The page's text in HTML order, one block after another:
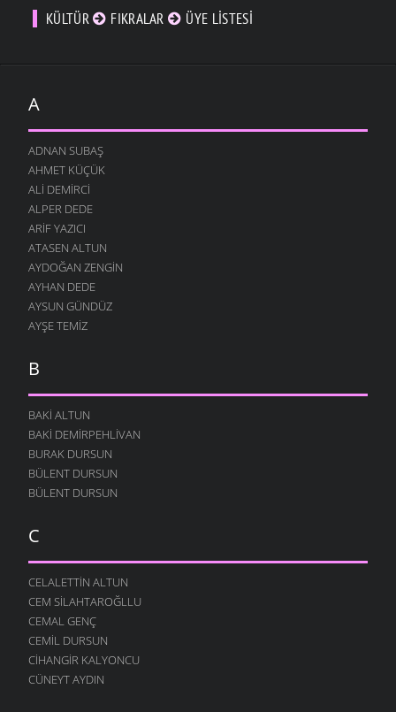
KÜLTÜR FIKRALAR ÜYE LISTESI
A
ADNAN SUBAŞ
AHMET KÜÇÜK
ALI DEMIRCI
ALPER DEDE
ARIF YAZICI
ATASEN ALTUN
AYDOĞAN ZENGIN
AYHAN DEDE
AYSUN GÜNDÜZ
AYŞE TEMIZ
B
BAKI ALTUN
BAKI DEMIRPEHLIVAN
BURAK DURSUN
BÜLENT DURSUN
BÜLENT DURSUN
C
CELALETTIN ALTUN
CEM SILAHTAROĞLLU
CEMAL GENÇ
CEMIL DURSUN
CIHANGIR KALYONCU
CÜNEYT AYDIN